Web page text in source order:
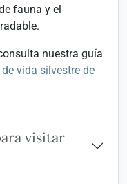
fauna y el
nuestra guía
vida silvestre de
visitar